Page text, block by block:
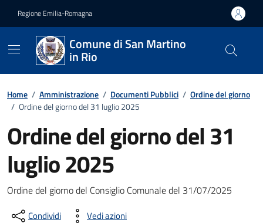
Regione Emilia-Romagna
Comune di San Martino
in Rio
Home / Amministrazione / Documenti Pubblici / Ordine del giorno
/ Ordine del giorno del 31 luglio 2025
Ordine del giorno del 31
luglio 2025
Dettagli del documento
Ordine del giorno del Consiglio Comunale del 31/07/2025
Condividi Vedi azioni